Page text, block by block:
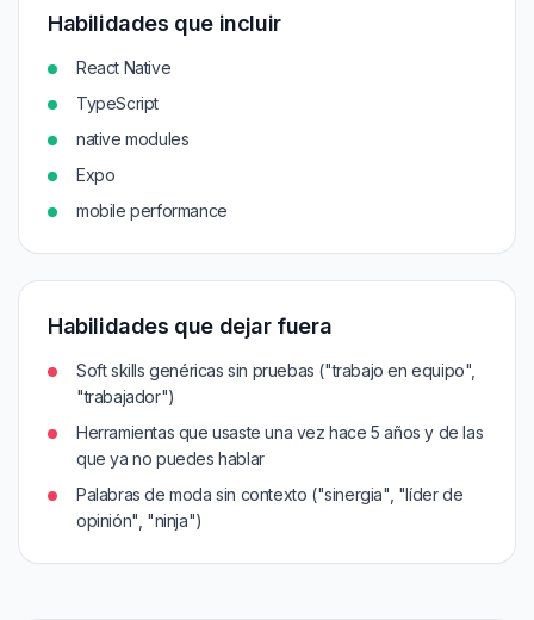
Habilidades que incluir
React Native
TypeScript
native modules
Expo
mobile performance
Habilidades que dejar fuera
Soft skills genéricas sin pruebas ("trabajo en equipo",
"trabajador")
Herramientas que usaste una vez hace 5 años y de las
que ya no puedes hablar
Palabras de moda sin contexto ("sinergia", "líder de
opinión", "ninja")